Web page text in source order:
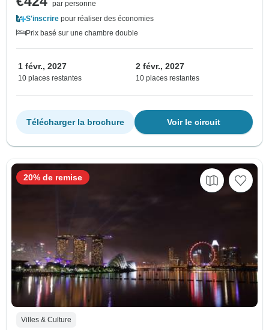
par personne
S'inscrire pour réaliser des économies
Prix basé sur une chambre double
1 févr., 2027
10 places restantes
2 févr., 2027
10 places restantes
Voir le circuit
Télécharger la brochure
Villes & Culture
20% de remise